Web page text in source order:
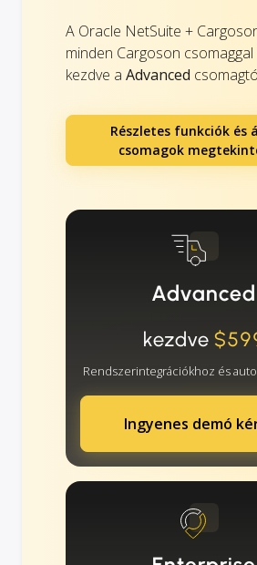
A Oracle NetSuite +
minden Cargoson
kezdve a Advanced
Részletes funkciók és
csomagok
Advanced
kezdve
Rendszerintegrációkhoz és
Ingyenes demó